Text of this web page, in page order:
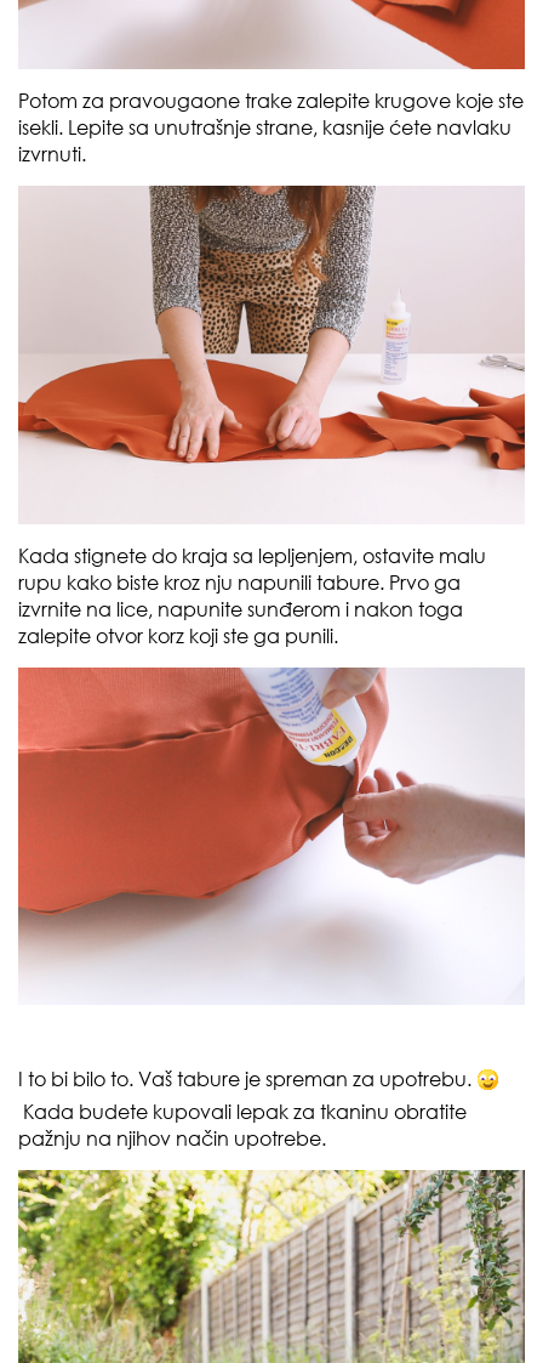
Potom za pravougaone trake zalepite krugove koje ste
isekli. Lepite sa unutrašnje strane, kasnije ćete navlaku
izvrnuti.
Kada stignete do kraja sa lepljenjem, ostavite malu
rupu kako biste kroz nju napunili tabure. Prvo ga
izvrnite na lice, napunite sunđerom i nakon toga
zalepite otvor korz koji ste ga punili.
I to bi bilo to. Vaš tabure je spreman za upotrebu.
Kada budete kupovali lepak za tkaninu obratite
pažnju na njihov način upotrebe.